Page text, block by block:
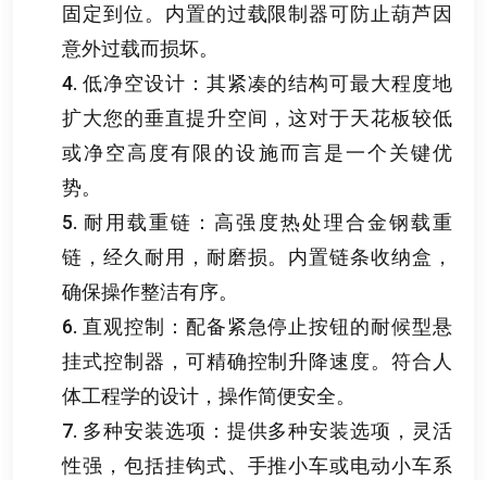
固定到位。 内置的过载限制器可防止葫芦因
意外过载而损坏。
4. 低净空设计 ： 其紧凑的结构可最大程度地
扩大您的垂直提升空间 ，这对于天花板较低
或净空高度有限的设施而言是一个关键优
势。
5. 耐用载重链 ： 高强度热处理合金钢载重
链 ， 经久耐用 ， 耐磨损。 内置链条收纳盒 ，
确保操作整洁有序。
6. 直观控制 ： 配备紧急停止按钮的耐候型悬
挂式控制器 ， 可精确控制升降速度。符合人
体工程学的设计 ， 操作简便安全。
7. 多种安装选项 ： 提供多种安装选项 ， 灵活
性强 ， 包括挂钩式、 手推小车或电动小车系